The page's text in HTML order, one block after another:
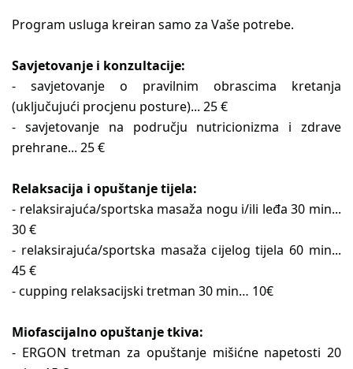
Program usluga kreiran samo za Vaše potrebe.
Savjetovanje i konzultacije:
- savjetovanje o pravilnim obrascima kretanja
(uključujući procjenu posture)... 25 €
- savjetovanje na području nutricionizma i zdrave
prehrane... 25 €
Relaksacija i opuštanje tijela:
- relaksirajuća/sportska masaža nogu i/ili leđa 30 min...
30 €
- relaksirajuća/sportska masaža cijelog tijela 60 min...
45 €
- cupping relaksacijski tretman 30 min… 10€
Miofascijalno opuštanje tkiva:
- ERGON tretman za opuštanje mišićne napetosti 20